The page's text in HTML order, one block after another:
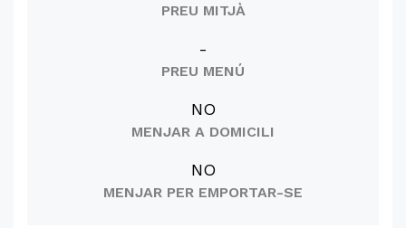
PREU MITJÀ
-
PREU MENÚ
NO
MENJAR A DOMICILI
NO
MENJAR PER EMPORTAR-SE